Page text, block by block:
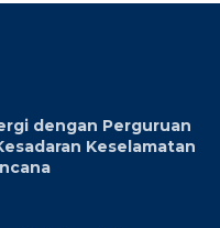
dengan Perguruan
Keselamatan